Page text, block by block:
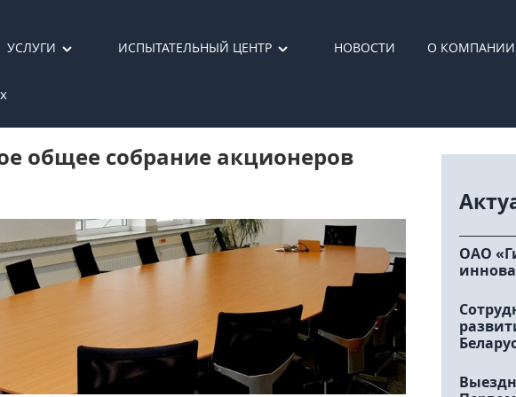
УСЛУГИ ИСПЫТАТЕЛЬНЫЙ ЦЕНТР НОВОСТИ О КОМПАНИИ
общее собрание акционеров
ОАО